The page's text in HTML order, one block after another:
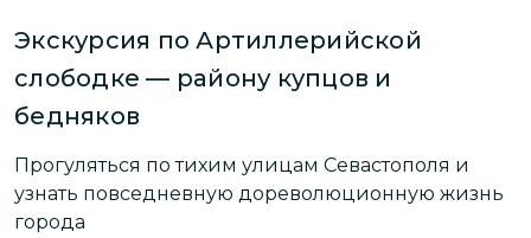
Экскурсия по Артиллерийской
слободке — району купцов и
бедняков
Прогуляться по тихим улицам Севастополя и
узнать повседневную дореволюционную жизнь
города